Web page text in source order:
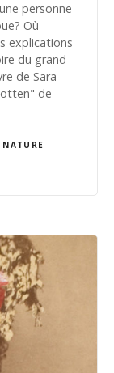
personne
Où
explications
du grand
de Sara
de
NATURE